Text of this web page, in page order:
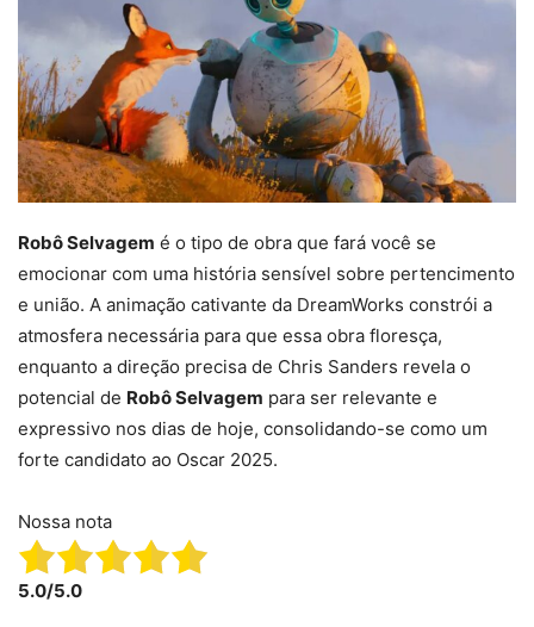
Robô Selvagem é o tipo de obra que fará você se
emocionar com uma história sensível sobre pertencimento
e união. A animação cativante da DreamWorks constrói a
atmosfera necessária para que essa obra floresça,
enquanto a direção precisa de Chris Sanders revela o
potencial de Robô Selvagem para ser relevante e
expressivo nos dias de hoje, consolidando-se como um
forte candidato ao Oscar 2025.
Nossa nota
5.0/5.0